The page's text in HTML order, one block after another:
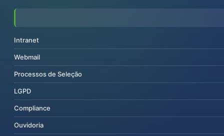
Intranet
Webmail
Processos de Seleção
LGPD
Compliance
Ouvidoria